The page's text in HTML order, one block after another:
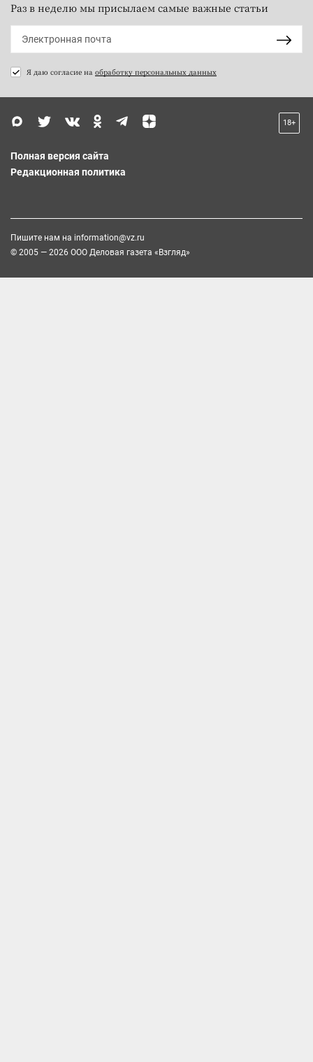
Раз в неделю мы присылаем самые важные статьи
Я даю согласие на обработку персональных данных
18+
Полная версия сайта
Редакционная политика
Пишите нам на information@vz.ru
© 2005 — 2026 ООО Деловая газета «Взгляд»